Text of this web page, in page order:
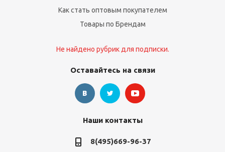
Как стать оптовым покупателем
Товары по Брендам
Не найдено рубрик для подписки.
Оставайтесь на связи
Наши контакты
8(495)669-96-37